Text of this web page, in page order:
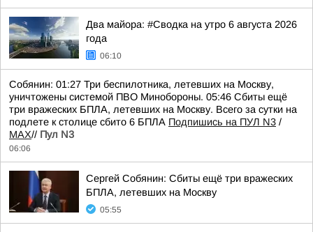
Два майора: #Сводка на утро 6 августа 2026
года
06:10
Собянин: 01:27 Три беспилотника, летевших на Москву,
уничтожены системой ПВО Минобороны. 05:46 Сбиты ещё
три вражеских БПЛА, летевших на Москву. Всего за сутки на
подлете к столице сбито 6 БПЛА Подпишись на ПУЛ N3 /
MAX// Пул N3
06:06
Сергей Собянин: Сбиты ещё три вражеских
БПЛА, летевших на Москву
05:55